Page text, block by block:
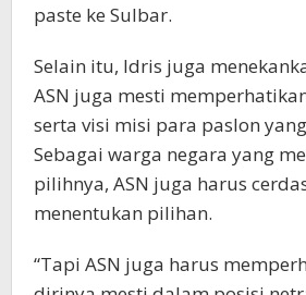
paste ke Sulbar.
Selain itu, Idris juga
ASN juga mesti
serta visi misi para paslon
Sebagai warga negara yang
pilihnya, ASN juga harus
menentukan pilihan.
“Tapi ASN juga harus